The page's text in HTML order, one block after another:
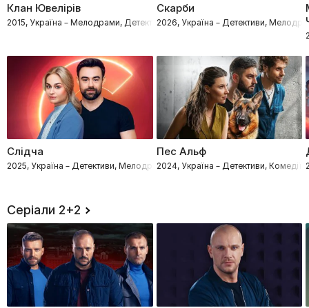
Клан Ювелірів
2015, Україна – Мелодрами, Детективи
Скарби
2026, Україна – Детективи,
Слідча
2025, Україна – Детективи, Мелодрами, Процедурали
Пес Альф
2024, Україна – Детективи,
Серіали 2+2